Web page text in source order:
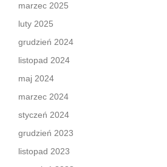
marzec 2025
luty 2025
grudzień 2024
listopad 2024
maj 2024
marzec 2024
styczeń 2024
grudzień 2023
listopad 2023